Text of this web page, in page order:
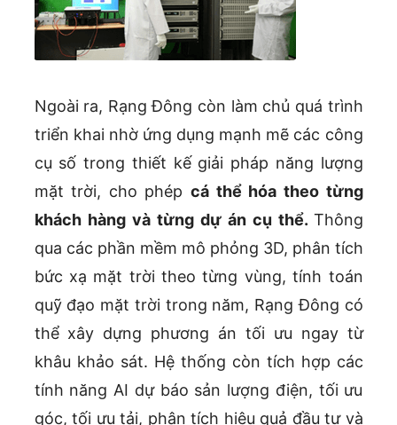
Ngoài ra, Rạng Đông còn làm chủ quá trình
triển khai nhờ ứng dụng mạnh mẽ các công
cụ số trong thiết kế giải pháp năng lượng
mặt trời, cho phép cá thể hóa theo từng
khách hàng và từng dự án cụ thể. Thông
qua các phần mềm mô phỏng 3D, phân tích
bức xạ mặt trời theo từng vùng, tính toán
quỹ đạo mặt trời trong năm, Rạng Đông có
thể xây dựng phương án tối ưu ngay từ
khâu khảo sát. Hệ thống còn tích hợp các
tính năng AI dự báo sản lượng điện, tối ưu
góc, tối ưu tải, phân tích hiệu quả đầu tư và